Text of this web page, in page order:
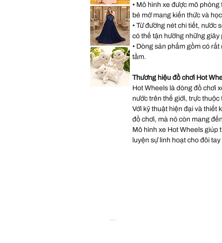
• Mô hình xe được mô
bé mở mang kiến thức và
• Từ đường nét chi tiết, nước
có thể tận hưởng những
• Dòng sản phẩm gồm có
tầm.
Thương hiệu đồ chơi Hot
Hot Wheels là dòng đồ chơi
nước trên thế giới, trực
Với kỹ thuật hiện đại và thiết
đồ chơi, mà nó còn mang
Mô hình xe Hot Wheels giúp
luyện sự linh hoạt cho đôi
Dress
Size
11
Hayley
Paige
Pink
Occasions
Wedding
Gown
Dress
size
14
Lulus
Sequin
Chiffon
Halter
Matte
Navy
Long
Dress